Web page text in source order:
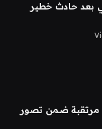
بعد حادث خطير
4 جهات مرتقبة ضمن تصور